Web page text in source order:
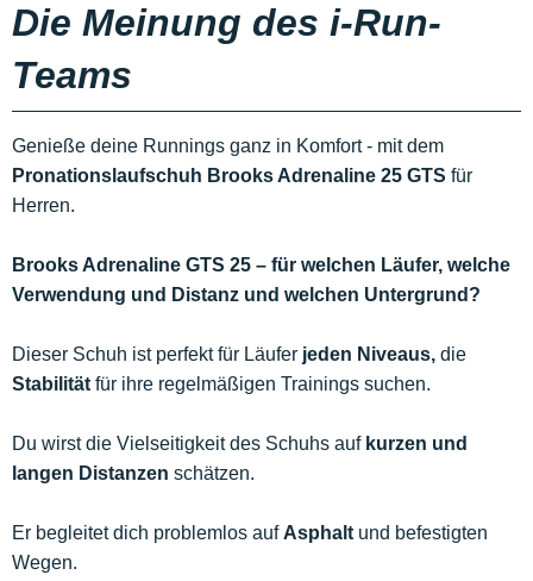
Die Meinung des i-Run-
Teams
Genieße deine Runnings ganz in Komfort - mit dem
Pronationslaufschuh Brooks Adrenaline 25 GTS für
Herren.
Brooks Adrenaline GTS 25 – für welchen Läufer, welche
Verwendung und Distanz und welchen Untergrund?
Dieser Schuh ist perfekt für Läufer jeden Niveaus, die
Stabilität für ihre regelmäßigen Trainings suchen.
Du wirst die Vielseitigkeit des Schuhs auf kurzen und
langen Distanzen schätzen.
Er begleitet dich problemlos auf Asphalt und befestigten
Wegen.